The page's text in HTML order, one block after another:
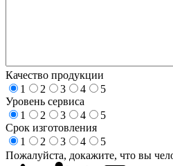
Качество продукции
1
2 3 4
5
Уровень сервиса
1
2 3 4
5
Срок изготовления
1
2 3 4
5
Пожалуйста, докажите, что вы